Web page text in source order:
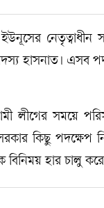
নেতৃত্বাধীন
হাসনাত। এসব
লীগের সময়ে
কিছু পদক্ষেপ
বিনিময় হার চালু